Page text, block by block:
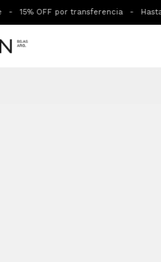
15% OFF por transferencia - Hasta 6